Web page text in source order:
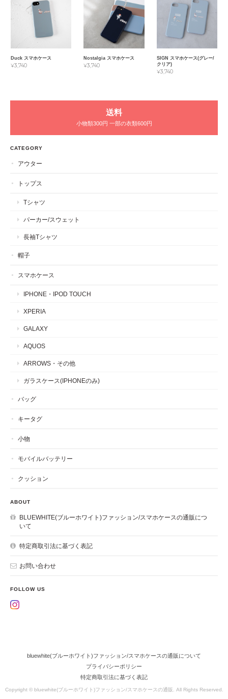
Duck スマホケース
¥3,740
Nostalgia スマホケース
¥3,740
SIGN スマホケース(グレー/
クリア)
¥3,740
送料
小物類300円 一部の衣類600円
CATEGORY
アウター
トップス
Tシャツ
パーカー/スウェット
長袖Tシャツ
帽子
スマホケース
IPHONE・IPOD TOUCH
XPERIA
GALAXY
AQUOS
ARROWS・その他
ガラスケース(IPHONEのみ)
バッグ
キータグ
小物
モバイルバッテリー
クッション
ABOUT
BLUEWHITE(ブルーホワイト)ファッション/スマホケースの通販につ
いて
特定商取引法に基づく表記
お問い合わせ
FOLLOW US
bluewhite(ブルーホワイト)ファッション/スマホケースの通販について
プライバシーポリシー
特定商取引法に基づく表記
Copyright © bluewhite(ブルーホワイト)ファッション/スマホケースの通販. All Rights Reserved.